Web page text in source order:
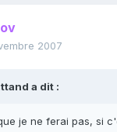
2007
a dit :
je ne ferai pas, si